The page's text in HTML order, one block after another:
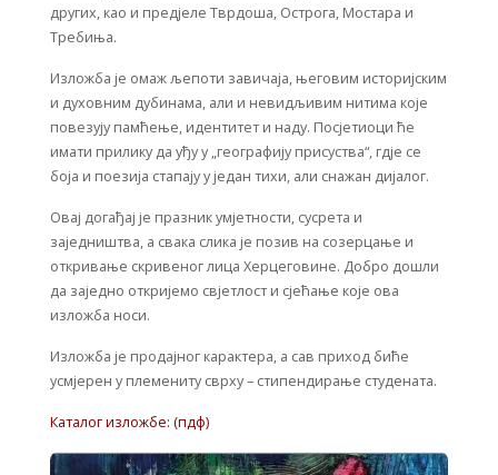
других, као и предјеле Тврдоша, Острога, Мостара и
Требиња.
Изложба је омаж љепоти завичаја, његовим историјским
и духовним дубинама, али и невидљивим нитима које
повезују памћење, идентитет и наду. Посјетиоци ће
имати прилику да уђу у „географију присуства“, гдје се
боја и поезија стапају у један тихи, али снажан дијалог.
Овај догађај је празник умјетности, сусрета и
заједништва, а свака слика је позив на созерцање и
откривање скривеног лица Херцеговине. Добро дошли
да заједно откријемо свјетлост и сјећање које ова
изложба носи.
Изложба је продајног карактера, а сав приход биће
усмјерен у племениту сврху – стипендирање студената.
Каталог изложбе: (пдф)